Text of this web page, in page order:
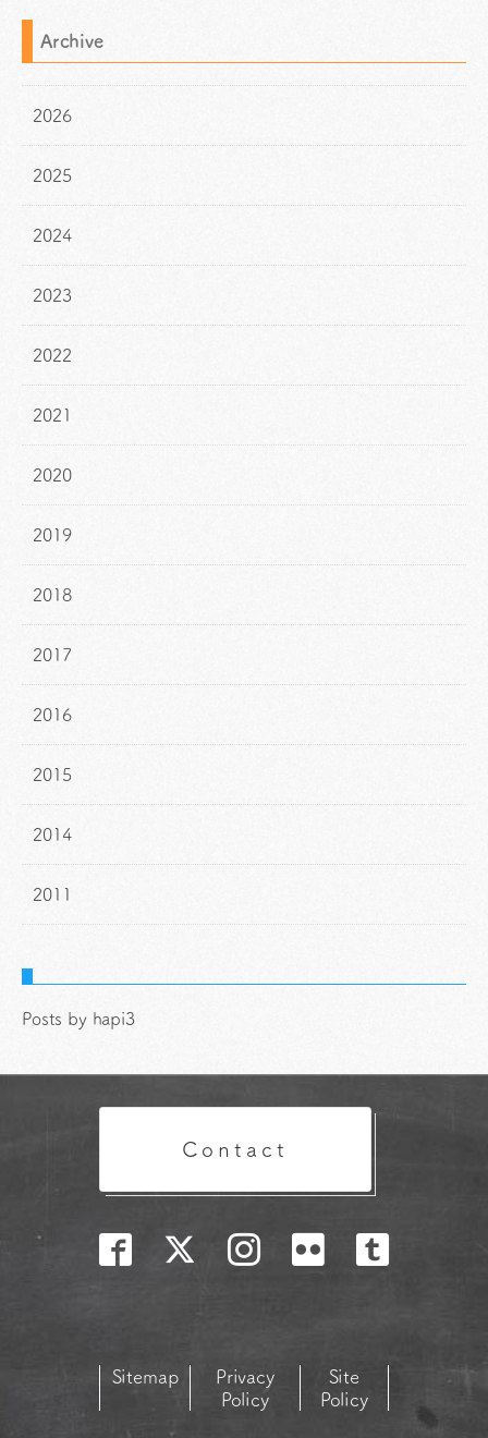
Archive
2026
2025
2024
2023
2022
2021
2020
2019
2018
2017
2016
2015
2014
2011
Posts by hapi3
Contact
Sitemap
Privacy
Policy
Site
Policy